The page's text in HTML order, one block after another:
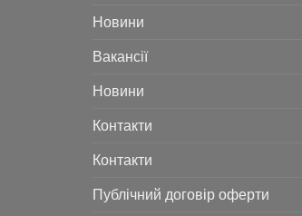
Новини
Вакансії
Новини
Контакти
Контакти
Публічний договір оферти